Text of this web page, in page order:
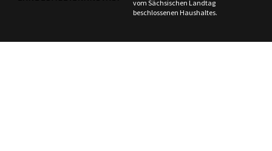
vom Sächsischen Landtag
beschlossenen Haushaltes.